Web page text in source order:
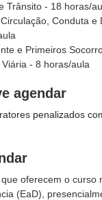
Trânsito - 18 horas/
Conduta e
e Primeiros
- 8 horas/aula
agendar
penalizados
oferecem o curso
(EaD),